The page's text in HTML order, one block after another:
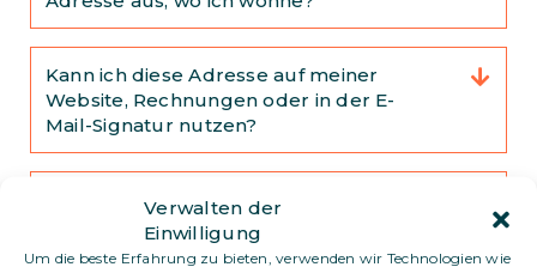
Verwalten der
Einwilligung
Um die beste Erfahrung zu bieten, verwenden wir Technologien wie
Kann ich diese Adresse auf meiner
Website, Rechnungen oder in der E-
Mail-Signatur nutzen?
Kann ich eine virtuelle Mailbox für
Bank- oder offizielle Zwecke nutzen?